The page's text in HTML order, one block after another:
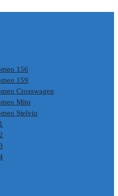
156
159
Crosswagen
Mito
Stelvio